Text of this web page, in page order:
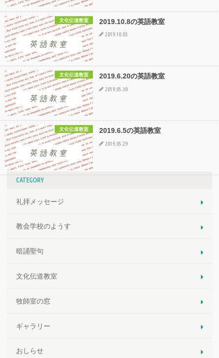
文化伝道教室 2019.10.8の英語教室
2019.10.03
文化伝道教室 2019.6.20の英語教室
2019.05.30
文化伝道教室 2019.6.5の英語教室
2019.05.29
CATEGORY
礼拝メッセージ
教会学校のようす
暗誦聖句
文化伝道教室
牧師室の窓
ギャラリー
おしらせ